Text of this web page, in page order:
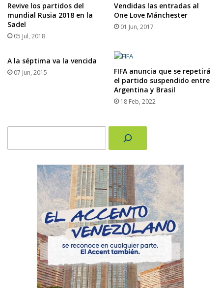
Revive los partidos del
mundial Rusia 2018 en la
Sadel
05 Jul, 2018
Vendidas las entradas al
One Love Mánchester
01 Jun, 2017
A la séptima va la vencida
07 Jun, 2015
FIFA anuncia que se repetirá
el partido suspendido entre
Argentina y Brasil
18 Feb, 2022